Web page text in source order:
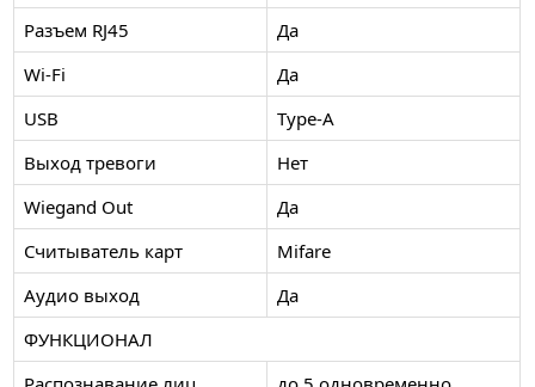
Разъем RJ45
Да
Wi-Fi
Да
USB
Type-A
Выход тревоги
Нет
Wiegand Out
Да
Считыватель карт
Mifare
Аудио выход
Да
ФУНКЦИОНАЛ